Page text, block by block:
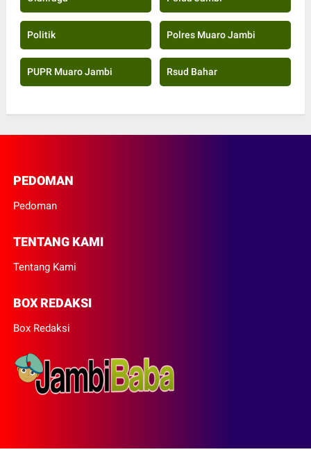
Politik Polres Muaro Jambi
PUPR Muaro Jambi Rsud Bahar
PEDOMAN
Pedoman
TENTANG KAMI
Tentang Kami
BOX REDAKSI
Box Redaksi